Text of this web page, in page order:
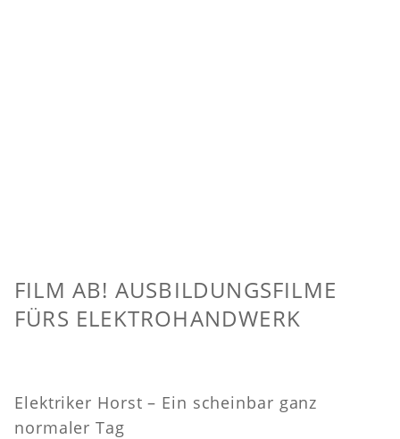
FILM AB! AUSBILDUNGSFILME
FÜRS ELEKTROHANDWERK
Elektriker Horst – Ein scheinbar ganz
normaler Tag